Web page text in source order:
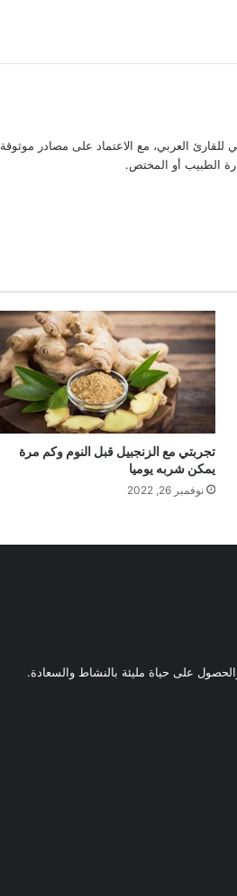
العربي، مع الاعتماد على مصادر موثوقة
الطبيب أو المختص.
تجربتي مع الزنجبيل قبل النوم وكم مرة
يمكن شربه يوميا
نوفمبر 26, 2022
على حياة مليئة بالنشاط والسعادة.